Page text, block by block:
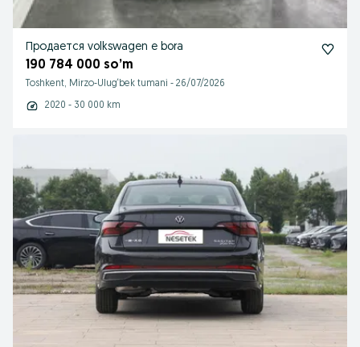
Продается volkswagen e bora
190 784 000 so’m
Toshkent, Mirzo-Ulug‘bek tumani - 26/07/2026
2020 - 30 000 km